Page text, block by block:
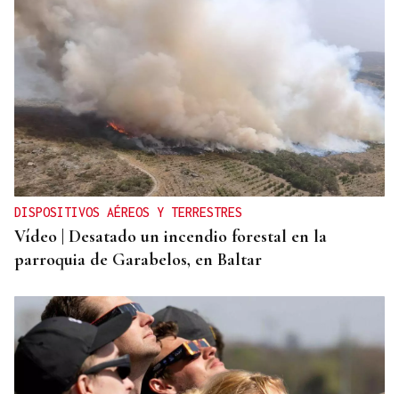
DISPOSITIVOS AÉREOS Y TERRESTRES
Vídeo | Desatado un incendio forestal en la
parroquia de Garabelos, en Baltar